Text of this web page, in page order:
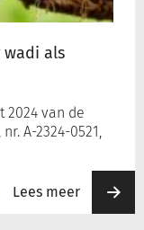
wadi als
2024 van de
A-2324-0521,
Lees meer